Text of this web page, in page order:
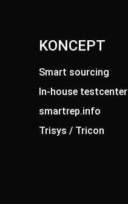
KONCEPT
Smart sourcing
In-house testcenter
smartrep.info
Trisys / Tricon